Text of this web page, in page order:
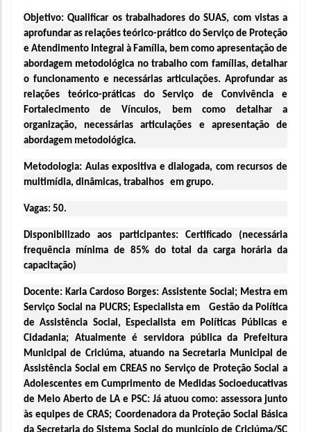
Objetivo: Qualificar os trabalhadores do SUAS, com vistas a
aprofundar as relações teórico-prático do Serviço de Proteção
e Atendimento Integral à Família, bem como apresentação de
abordagem metodológica no trabalho com famílias, detalhar
o funcionamento e necessárias articulações. Aprofundar as
relações teórico-práticas do Serviço de Convivência e
Fortalecimento de Vínculos, bem como detalhar a
organização, necessárias articulações e apresentação de
abordagem metodológica.
Metodologia: Aulas expositiva e dialogada, com recursos de
multimídia, dinâmicas, trabalhos   em grupo.
Vagas: 50.
Disponibilizado aos participantes: Certificado (necessária
frequência mínima de 85% do total da carga horária da
capacitação)
Docente: Karla Cardoso Borges: Assistente Social; Mestra em
Serviço Social na PUCRS; Especialista em   Gestão da Política
de Assistência Social, Especialista em Políticas Públicas e
Cidadania; Atualmente é servidora pública da Prefeitura
Municipal de Criciúma, atuando na Secretaria Municipal de
Assistência Social em CREAS no Serviço de Proteção Social a
Adolescentes em Cumprimento de Medidas Socioeducativas
de Meio Aberto de LA e PSC: Já atuou como: assessora junto
às equipes de CRAS; Coordenadora da Proteção Social Básica